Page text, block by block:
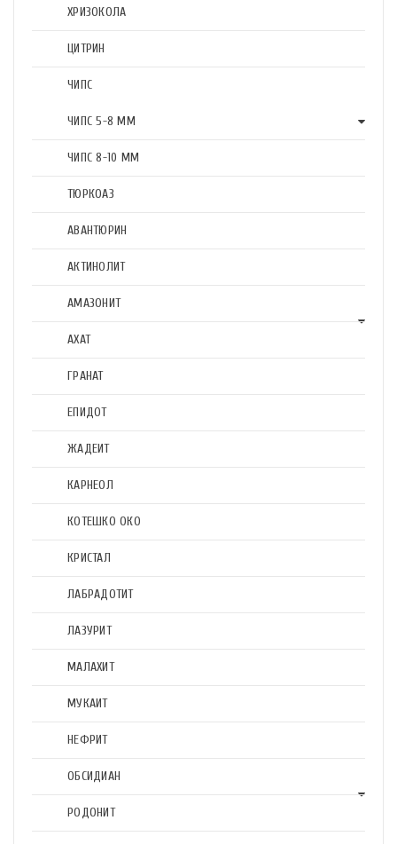
ХРИЗОКОЛА
ЦИТРИН
ЧИПС
ЧИПС 5-8 ММ
ЧИПС 8-10 ММ
ТЮРКОАЗ
АВАНТЮРИН
АКТИНОЛИТ
АМАЗОНИТ
АХАТ
ГРАНАТ
ЕПИДОТ
ЖАДЕИТ
КАРНЕОЛ
КОТЕШКО ОКО
КРИСТАЛ
ЛАБРАДОТИТ
ЛАЗУРИТ
МАЛАХИТ
МУКАИТ
НЕФРИТ
ОБСИДИАН
РОДОНИТ